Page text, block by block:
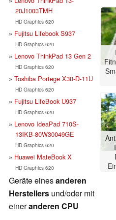
20J1003TMH
HD Graphics 620
Fujitsu Lifebook S937
HD Graphics 620
Lenovo ThinkPad 13 Gen 2
HD Graphics 620
Toshiba Portege X30-D-11U
HD Graphics 620
Fujitsu LifeBook U937
HD Graphics 620
Lenovo IdeaPad 710S-
13IKB-80W30049GE
HD Graphics 620
Huawei MateBook X
HD Graphics 620
Geräte einesanderen
Herstellers und/oder mit
eineranderen CPU